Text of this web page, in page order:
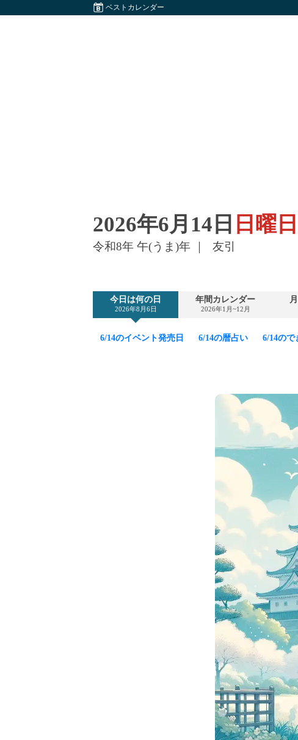
ベストカレンダー
2026年6月14日 日曜日
令和8年 午(うま)年 ｜ 友引
今日は何の日
2026年8月6日
年間カレンダー
2026年1月~12月
6/14のイベント発売日 6/14の暦占い 6/14ので